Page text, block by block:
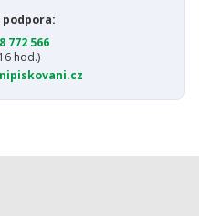
772 566
hod.)